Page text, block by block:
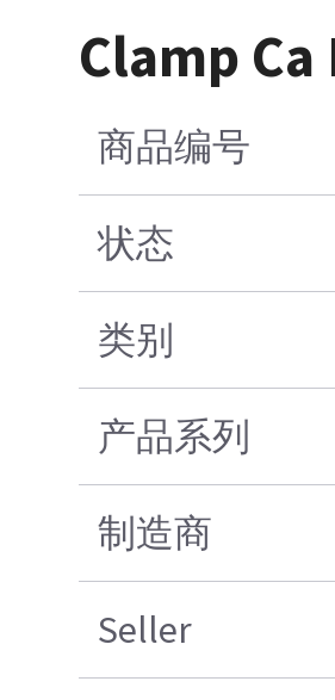
Clamp
商品编号
状态
类别
产品系列
制造商
Seller